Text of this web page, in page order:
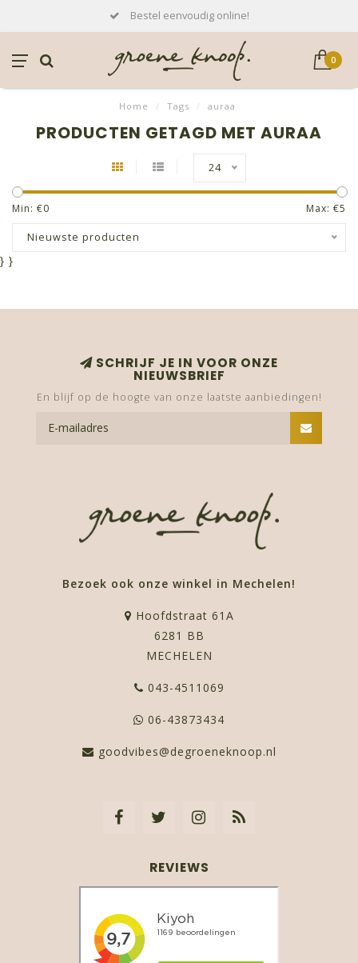
Bestel eenvoudig online!
0
Home / Tags / auraa
PRODUCTEN GETAGD MET AURAA
24
Min: €0 Max: €5
Nieuwste producten
} }
SCHRIJF JE IN VOOR ONZE
NIEUWSBRIEF
En blijf op de hoogte van onze laatste aanbiedingen!
Bezoek ook onze winkel in Mechelen!
Hoofdstraat 61A
6281 BB
MECHELEN
043-4511069
06-43873434
goodvibes@degroeneknoop.nl
REVIEWS